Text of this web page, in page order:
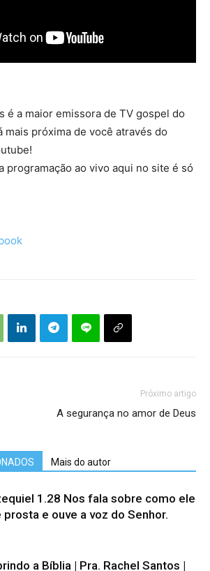
é a maior emissora de TV gospel do
mais próxima de você através do
programação ao vivo aqui no site é só
Próximo artigo
A segurança no amor de Deus
Mais do autor
1.28 Nos fala sobre como ele
prosta e ouve a voz do Senhor.
a Bíblia | Pra. Rachel Santos |